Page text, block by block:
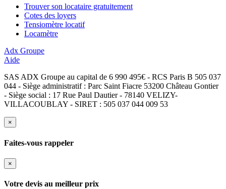
Trouver son locataire gratuitement
Cotes des loyers
Tensiomètre locatif
Locamètre
Adx Groupe
Aide
SAS ADX Groupe au capital de 6 990 495€ - RCS Paris B 505 037
044 - Siège administratif : Parc Saint Fiacre 53200 Château Gontier
- Siège social : 17 Rue Paul Dautier - 78140 VELIZY-
VILLACOUBLAY - SIRET : 505 037 044 009 53
×
Faites-vous rappeler
×
Votre devis au meilleur prix